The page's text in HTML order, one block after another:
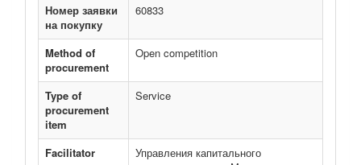
Номер заявки
на покупку
60833
Method of
procurement
Open competition
Type of
procurement
item
Service
Facilitator
Управления капитального